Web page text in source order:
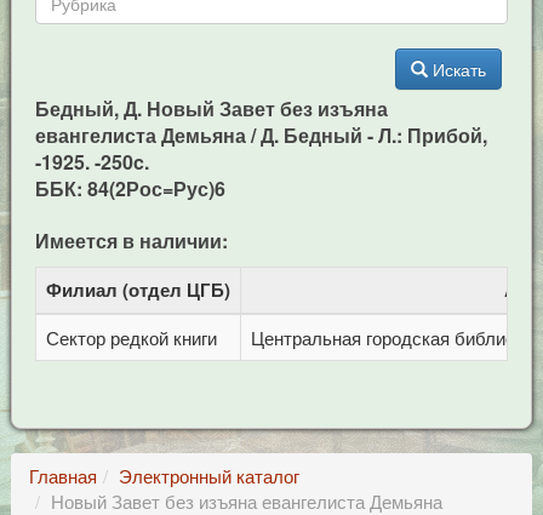
Искать
Бедный, Д. Новый Завет без изъяна
евангелиста Демьяна / Д. Бедный - Л.: Прибой,
-1925. -250c.
ББК: 84(2Рос=Рус)6
Имеется в наличии:
Филиал (отдел ЦГБ)
Сектор редкой книги Центральная городская
Главная
Электронный каталог
Новый Завет без изъяна евангелиста Демьяна